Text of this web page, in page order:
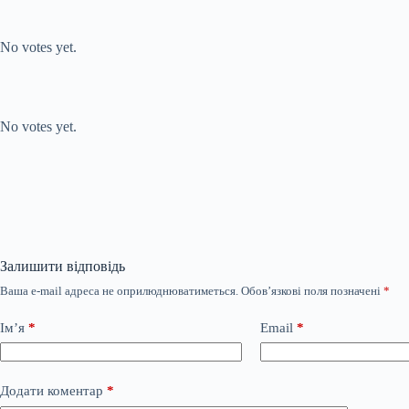
No votes yet.
No votes yet.
Залишити відповідь
Ваша e-mail адреса не оприлюднюватиметься. Обов’язкові поля позначені *
Ім’я * Email *
Додати коментар *